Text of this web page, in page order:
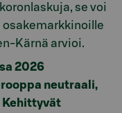
se voi
arvioi.
2026
neutraali,
Kehittyvät